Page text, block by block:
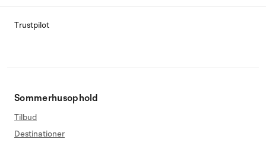
Trustpilot
Sommerhusophold
Tilbud
Destinationer